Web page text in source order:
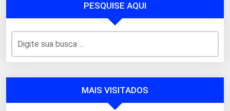
PESQUISE AQUI
MAIS VISITADOS